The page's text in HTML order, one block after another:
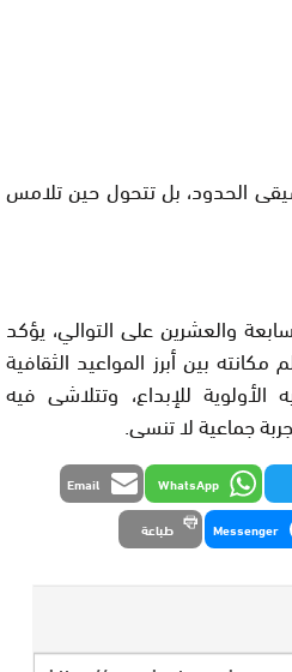
الحدود، بل تتحول حين تلامس
والعشرين على التوالي، يؤكد
بين أبرز المواعيد الثقافية
للإبداع، وتتلاشى فيه
جماعية لا تنسى.
WhatsApp
Email
Messenger طباعة